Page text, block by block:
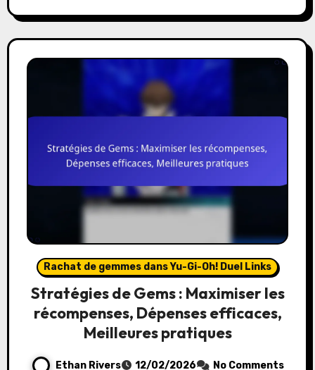
Rachat de gemmes dans Yu-Gi-Oh! Duel Links
Stratégies de Gems : Maximiser les
récompenses, Dépenses efficaces,
Meilleures pratiques
Ethan Rivers 12/02/2026 No Comments